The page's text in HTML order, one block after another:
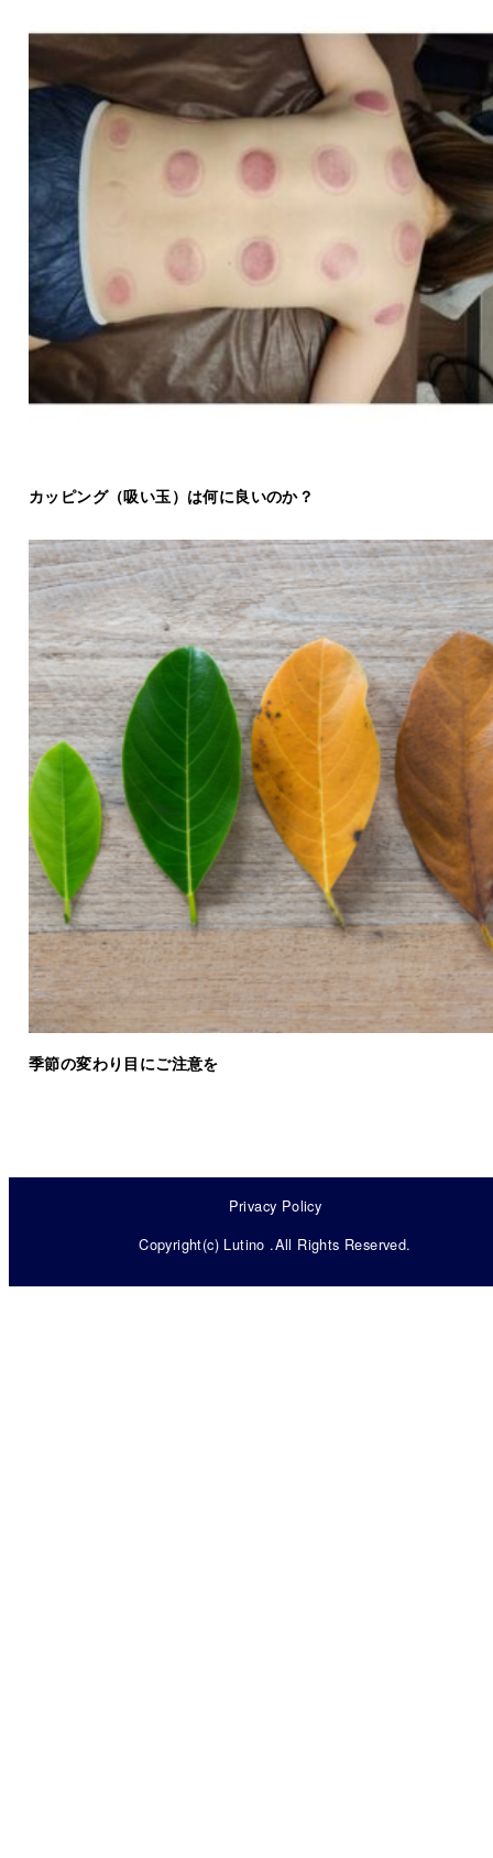
カッピング（吸い玉）は何に良いのか？
季節の変わり目にご注意を
Privacy Policy
Copyright(c) Lutino .All Rights Reserved.